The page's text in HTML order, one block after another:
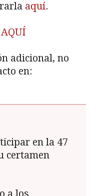
aquí.
AQUÍ
adicional, no
en:
en la 47
certamen